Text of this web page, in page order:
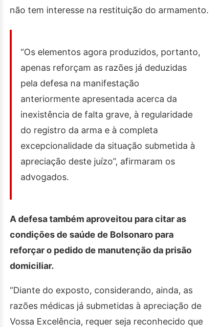
não tem interesse na restituição do armamento.
“Os elementos agora produzidos, portanto,
apenas reforçam as razões já deduzidas
pela defesa na manifestação
anteriormente apresentada acerca da
inexistência de falta grave, à regularidade
do registro da arma e à completa
excepcionalidade da situação submetida à
apreciação deste juízo”, afirmaram os
advogados.
A defesa também aproveitou para citar as
condições de saúde de Bolsonaro para
reforçar o pedido de manutenção da prisão
domiciliar.
“Diante do exposto, considerando, ainda, as
razões médicas já submetidas à apreciação de
Vossa Excelência, requer seja reconhecido que